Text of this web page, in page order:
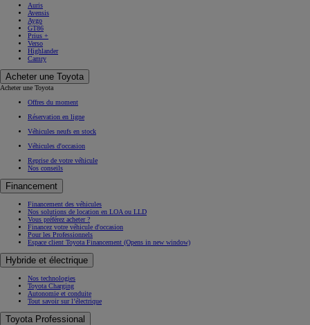
Auris
Avensis
Aygo
GT86
Prius +
Verso
Highlander
Camry
Acheter une Toyota
Acheter une Toyota
Offres du moment
Réservation en ligne
Véhicules neufs en stock
Véhicules d'occasion
Reprise de votre véhicule
Nos conseils
Financement
Financement des véhicules
Nos solutions de location en LOA ou LLD
Vous préférez acheter ?
Financez votre véhicule d'occasion
Pour les Professionnels
Espace client Toyota Financement (Opens in new window)
Hybride et électrique
Nos technologies
Toyota Charging
Autonomie et conduite
Tout savoir sur l’électrique
Toyota Professional